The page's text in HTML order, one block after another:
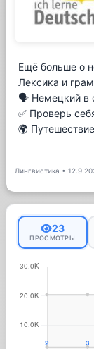
Ещё больше о
Лексика и
🗣 Немецкий в
✅ Проверь
🌍
Лингвистика •
23
ПРОСМОТРЫ